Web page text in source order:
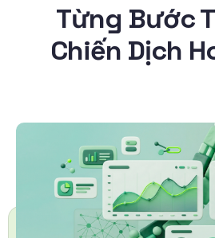
Từng Bước
Chiến Dịch